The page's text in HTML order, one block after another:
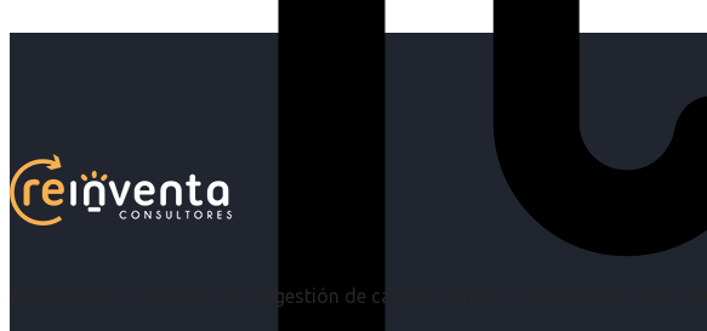
Acompañar a empresas en su gestión de capital humano y acompañar a